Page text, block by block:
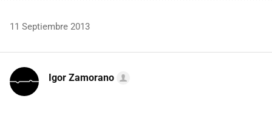
11 Septiembre 2013
Igor Zamorano